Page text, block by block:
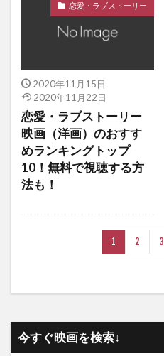
恋愛・ラブストーリー
2020年11月15日
2020年11月22日
恋愛・ラブストーリー
映画（洋画）のおすす
めランキングトップ
10！無料で視聴する方
法も！
1 2 3
今すぐ映画を検索↓